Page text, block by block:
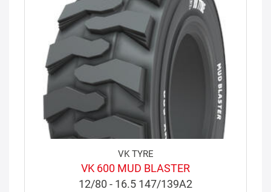
VK TYRE
VK 600 MUD BLASTER
12/80 - 16.5 147/139A2